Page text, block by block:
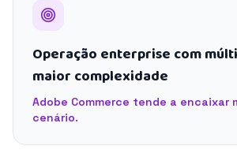
Operação enterprise com
maior complexidade
Adobe Commerce tende a encaixar
cenário.